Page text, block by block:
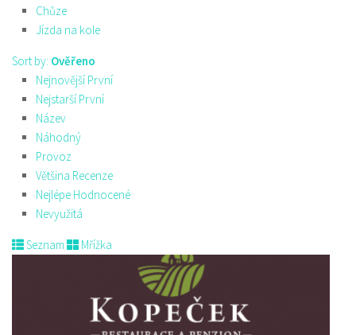
Chůze
Jízda na kole
Sort by: Ověřeno
Nejnovější První
Nejstarší První
Název
Náhodný
Provoz
Většina Recenze
Nejlépe Hodnocené
Nevyužitá
Seznam Mřížka